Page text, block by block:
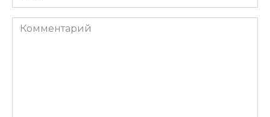
Комментарий